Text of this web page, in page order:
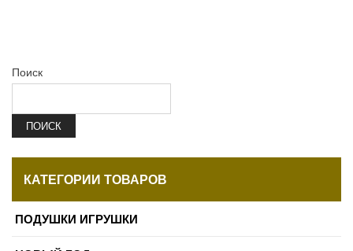
Поиск
ПОИСК
КАТЕГОРИИ ТОВАРОВ
ПОДУШКИ ИГРУШКИ